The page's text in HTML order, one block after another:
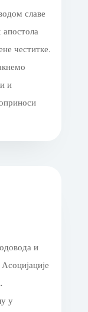
славе
апостола
честитке.
и
и
у